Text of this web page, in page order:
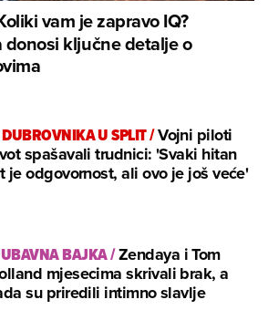
vam je zapravo IQ?
ključne detalje o
U SPLIT/Vojni piloti
spašavali trudnici: 'Svaki hitan
je odgovornost, ali ovo je još veće'
BAJKA/Zendaya i Tom
mjesecima skrivali brak, a
su priredili intimno slavlje